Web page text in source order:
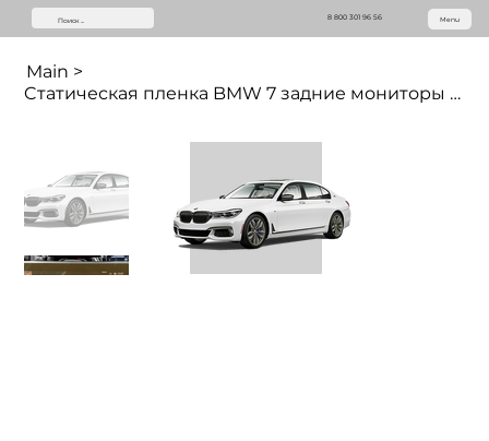
8 800 301 96 56 Menu
Main >
Cтатическая пленка BMW 7 задние мониторы (10.2 дюймов)